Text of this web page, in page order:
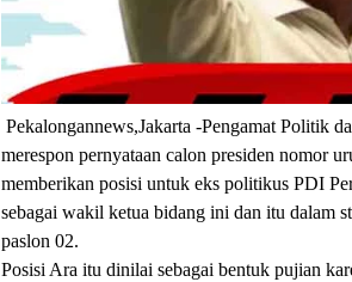
Pekalongannews,Jakarta -Pengamat Politik
merespon pernyataan calon presiden nomor
memberikan posisi untuk eks politikus PDI
sebagai wakil ketua bidang ini dan itu dalam
paslon 02.
Posisi Ara itu dinilai sebagai bentuk pujian